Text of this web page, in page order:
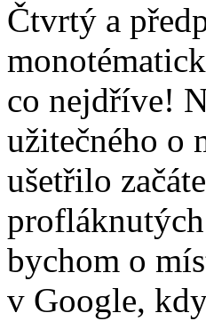
Čtvrtý a
co nejdříve!
užitečného o
ušetřilo
bychom o
v Google,